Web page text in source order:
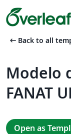
arrow_left_alt Back to all
Modelo
FANAT
Open as